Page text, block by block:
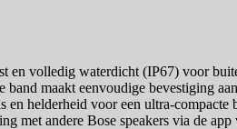
en volledig waterdicht (IP67) voor
band maakt eenvoudige bevestiging
en helderheid voor een ultra-compacte
met andere Bose speakers via de